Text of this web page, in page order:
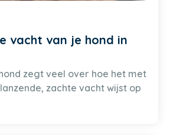
vacht van je hond in
zegt veel over hoe het met
zachte vacht wijst op